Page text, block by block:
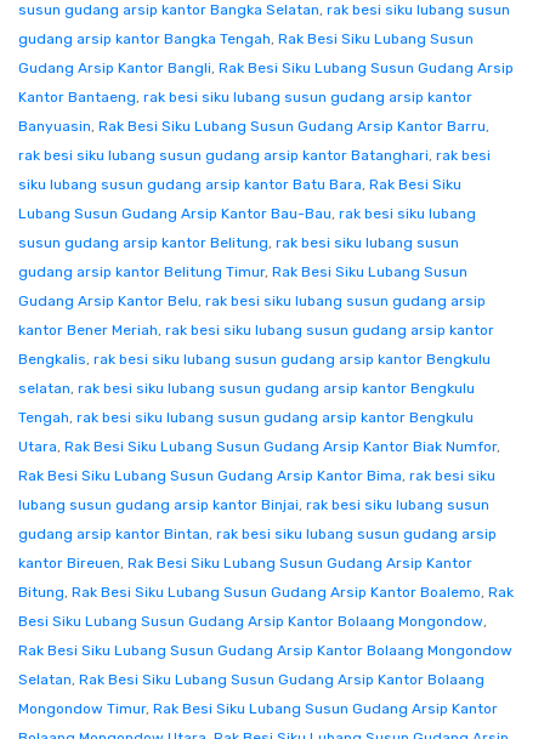
susun gudang arsip kantor Bangka Selatan, rak besi siku lubang susun
gudang arsip kantor Bangka Tengah, Rak Besi Siku Lubang Susun
Gudang Arsip Kantor Bangli, Rak Besi Siku Lubang Susun Gudang Arsip
Kantor Bantaeng, rak besi siku lubang susun gudang arsip kantor
Banyuasin, Rak Besi Siku Lubang Susun Gudang Arsip Kantor Barru,
rak besi siku lubang susun gudang arsip kantor Batanghari, rak besi
siku lubang susun gudang arsip kantor Batu Bara, Rak Besi Siku
Lubang Susun Gudang Arsip Kantor Bau-Bau, rak besi siku lubang
susun gudang arsip kantor Belitung, rak besi siku lubang susun
gudang arsip kantor Belitung Timur, Rak Besi Siku Lubang Susun
Gudang Arsip Kantor Belu, rak besi siku lubang susun gudang arsip
kantor Bener Meriah, rak besi siku lubang susun gudang arsip kantor
Bengkalis, rak besi siku lubang susun gudang arsip kantor Bengkulu
selatan, rak besi siku lubang susun gudang arsip kantor Bengkulu
Tengah, rak besi siku lubang susun gudang arsip kantor Bengkulu
Utara, Rak Besi Siku Lubang Susun Gudang Arsip Kantor Biak Numfor,
Rak Besi Siku Lubang Susun Gudang Arsip Kantor Bima, rak besi siku
lubang susun gudang arsip kantor Binjai, rak besi siku lubang susun
gudang arsip kantor Bintan, rak besi siku lubang susun gudang arsip
kantor Bireuen, Rak Besi Siku Lubang Susun Gudang Arsip Kantor
Bitung, Rak Besi Siku Lubang Susun Gudang Arsip Kantor Boalemo, Rak
Besi Siku Lubang Susun Gudang Arsip Kantor Bolaang Mongondow,
Rak Besi Siku Lubang Susun Gudang Arsip Kantor Bolaang Mongondow
Selatan, Rak Besi Siku Lubang Susun Gudang Arsip Kantor Bolaang
Mongondow Timur, Rak Besi Siku Lubang Susun Gudang Arsip Kantor